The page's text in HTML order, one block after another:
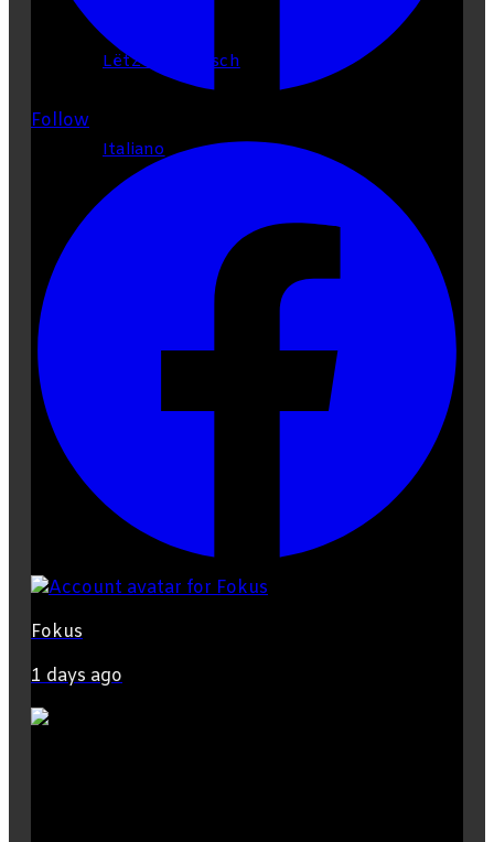
Lëtzebuergesch
Italiano
Pesquisar
Follow
Fokus
1 days ago